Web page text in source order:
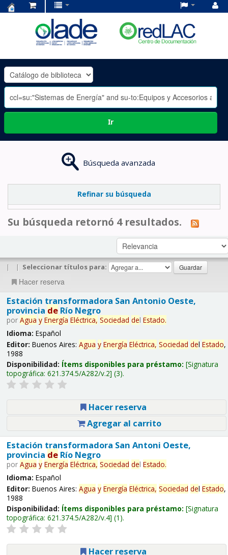
OLADE
-
Ir
Búsqueda avanzada
Refinar su búsqueda
Su búsqueda retornó 4 resultados.
| | Seleccionar títulos para:
Hacer reserva
Estación transformadora San Antonio Oeste,
provincia deRío Negro
por Agua y Energía Eléctrica, Sociedad del Estado.
Idioma: Español
Editor: Buenos Aires: Agua y Energía Eléctrica, Sociedad del Estado,
1988
Disponibilidad: Ítems disponibles para préstamo: Signatura
topográfica: 621.374.5/A282/v.2 (3).
Hacer reserva
Agregar al carrito
Estación transformadora San Antoni Oeste,
provincia deRío Negro
por Agua y Energía Eléctrica, Sociedad del Estado.
Idioma: Español
Editor: Buenos Aires: Agua y Energía Eléctrica, Sociedad del Estado,
1988
Disponibilidad: Ítems disponibles para préstamo: Signatura
topográfica: 621.374.5/A282/v.4 (1).
Hacer reserva